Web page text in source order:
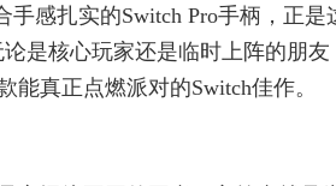
感扎实的Switch Pro手柄，正是
是核心玩家还是临时上阵的朋
真正点燃派对的Switch佳作。